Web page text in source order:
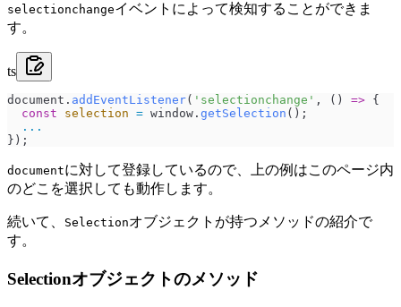
selectionchangeイベントによって検知することができま
す。
ts
document . addEventListener( ' selectionchange ' , () => {
  const
selection = window . getSelection ();
  ...
});
documentに対して登録しているので、上の例はこのページ内
のどこを選択しても動作します。
続いて、 Selectionオブジェクトが持つメソッドの紹介で
す。
Selectionオブジェクトのメソッド